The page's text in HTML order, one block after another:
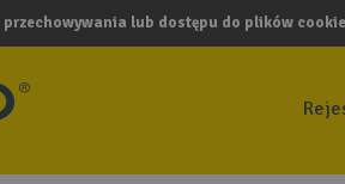
lub dostępu do plików